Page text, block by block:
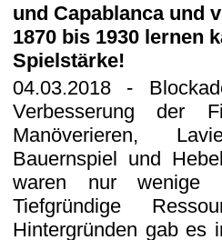
und Capablanca und
1870 bis 1930 lernen
Spielstärke!
04.03.2018 -
Verbesserung der
Manöverieren,
Bauernspiel und
waren nur wenige
Tiefgründige
Hintergründen gab es